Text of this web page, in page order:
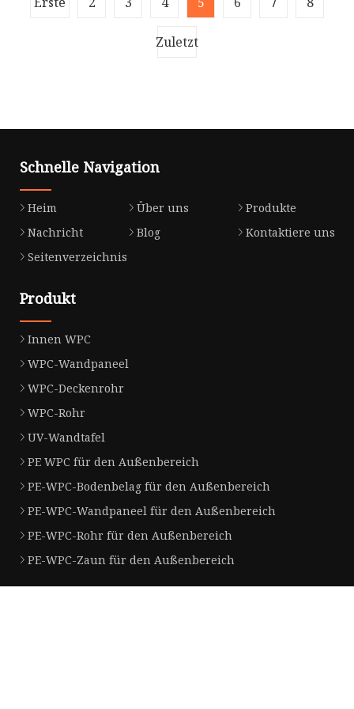
„Abdeckung“, die zusätzlichen Schutz vor
Witterungseinflüssen und Alltagsleben biet
Zuletzt
Schnelle Navigation
Heim Über uns
Produkte
Nachricht
Blog
Kontaktiere uns
Seitenverzeichnis
Produkt
Innen WPC
WPC-Wandpaneel
WPC-Deckenrohr
WPC-Rohr
UV-Wandtafel
PE WPC für den Außenbereich
PE-WPC-Bodenbelag für den Außenbereich
PE-WPC-Wandpaneel für den Außenbereich
PE-WPC-Rohr für den Außenbereich
PE-WPC-Zaun für den Außenbereich